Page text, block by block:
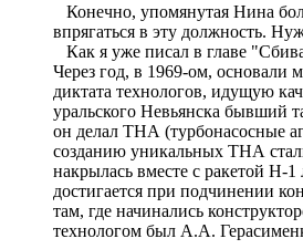
Конечно, упомянутая Нина
впрягаться в эту должность.
Как я уже писал в главе
Через год, в 1969-ом, основали
диктата технологов, идущую
уральского Невьянска бывший
он делал ТНА (турбонасосные
созданию уникальных ТНА
накрылась вместе с ракетой Н-
достигается при подчинении
там, где начинались
технологом был А.А.